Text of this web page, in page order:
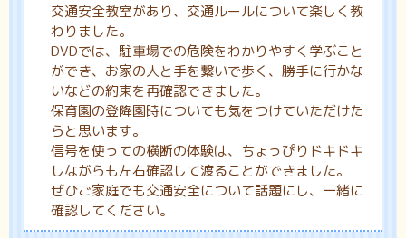
交通安全教室があり、交通ルールについて楽しく教
わりました。
DVDでは、駐車場での危険をわかりやすく学ぶこと
ができ、お家の人と手を繋いで歩く、勝手に行かな
いなどの約束を再確認できました。
保育園の登降園時についても気をつけていただけた
らと思います。
信号を使っての横断の体験は、ちょっぴりドキドキ
しながらも左右確認して渡ることができました。
ぜひご家庭でも交通安全について話題にし、一緒に
確認してください。